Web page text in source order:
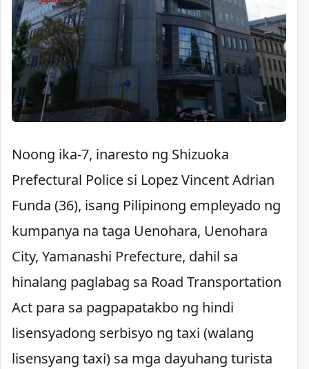
Noong ika-7, inaresto ng Shizuoka
Prefectural Police si Lopez Vincent Adrian
Funda (36), isang Pilipinong empleyado ng
kumpanya na taga Uenohara, Uenohara
City, Yamanashi Prefecture, dahil sa
hinalang paglabag sa Road Transportation
Act para sa pagpapatakbo ng hindi
lisensyadong serbisyo ng taxi (walang
lisensyang taxi) sa mga dayuhang turista